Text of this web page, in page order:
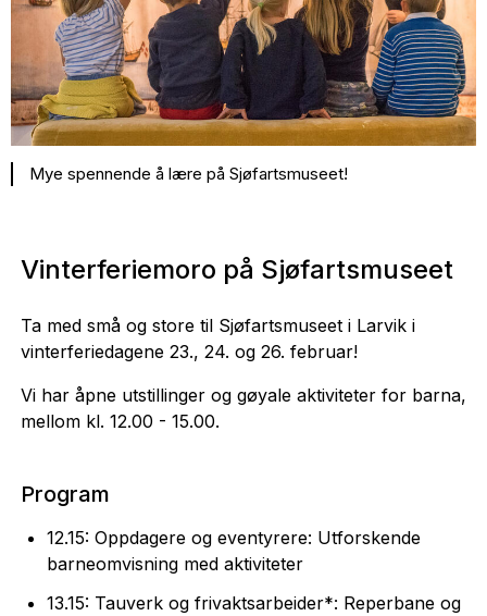
Mye spennende å lære på Sjøfartsmuseet!
Vinterferiemoro på Sjøfartsmuseet
Ta med små og store til Sjøfartsmuseet i Larvik i
vinterferiedagene 23., 24. og 26. februar!
Vi har åpne utstillinger og gøyale aktiviteter for barna,
mellom kl. 12.00 - 15.00.
Program​
12.15: Oppdagere og eventyrere: Utforskende
barneomvisning med aktiviteter
13.15: Tauverk og frivaktsarbeider*: Reperbane og